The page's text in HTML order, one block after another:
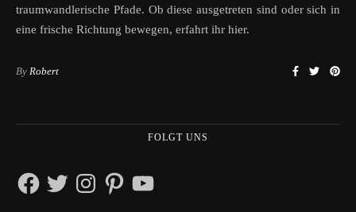
traumwandlerische Pfade. Ob diese ausgetreten sind oder sich in
eine frische Richtung bewegen, erfahrt ihr hier.
By Robert
FOLGT UNS
FacebookTwitterInstagramPinterestYouTube